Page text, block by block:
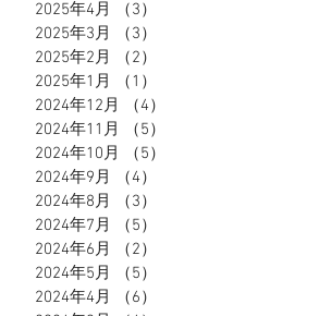
2025年4月
（3）
2025年3月
（3）
2025年2月
（2）
2025年1月
（1）
2024年12月
（4）
2024年11月
（5）
2024年10月
（5）
2024年9月
（4）
2024年8月
（3）
2024年7月
（5）
2024年6月
（2）
2024年5月
（5）
2024年4月
（6）